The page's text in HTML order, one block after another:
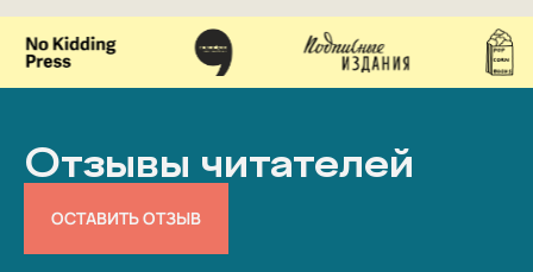
Отзывы читателей
ОСТАВИТЬ ОТЗЫВ